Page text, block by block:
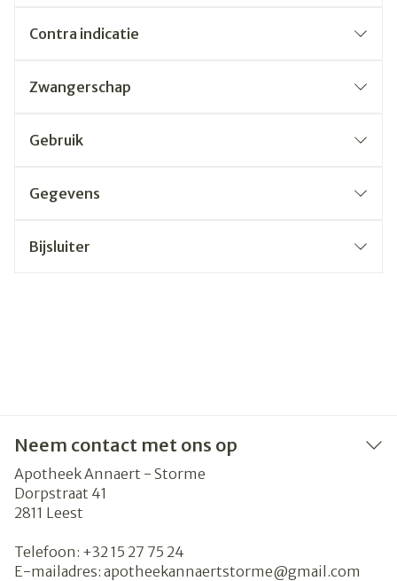
Contra indicatie
Zwangerschap
Gebruik
Gegevens
Bijsluiter
Neem contact met ons op
Apotheek Annaert - Storme
Dorpstraat 41
2811 Leest
Telefoon: +32 15 27 75 24
E-mailadres: apotheekannaertstorme@gmail.com